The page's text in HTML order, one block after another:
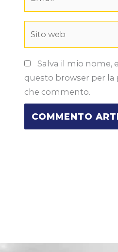
Salva il mio nome,
questo browser per la
che commento.